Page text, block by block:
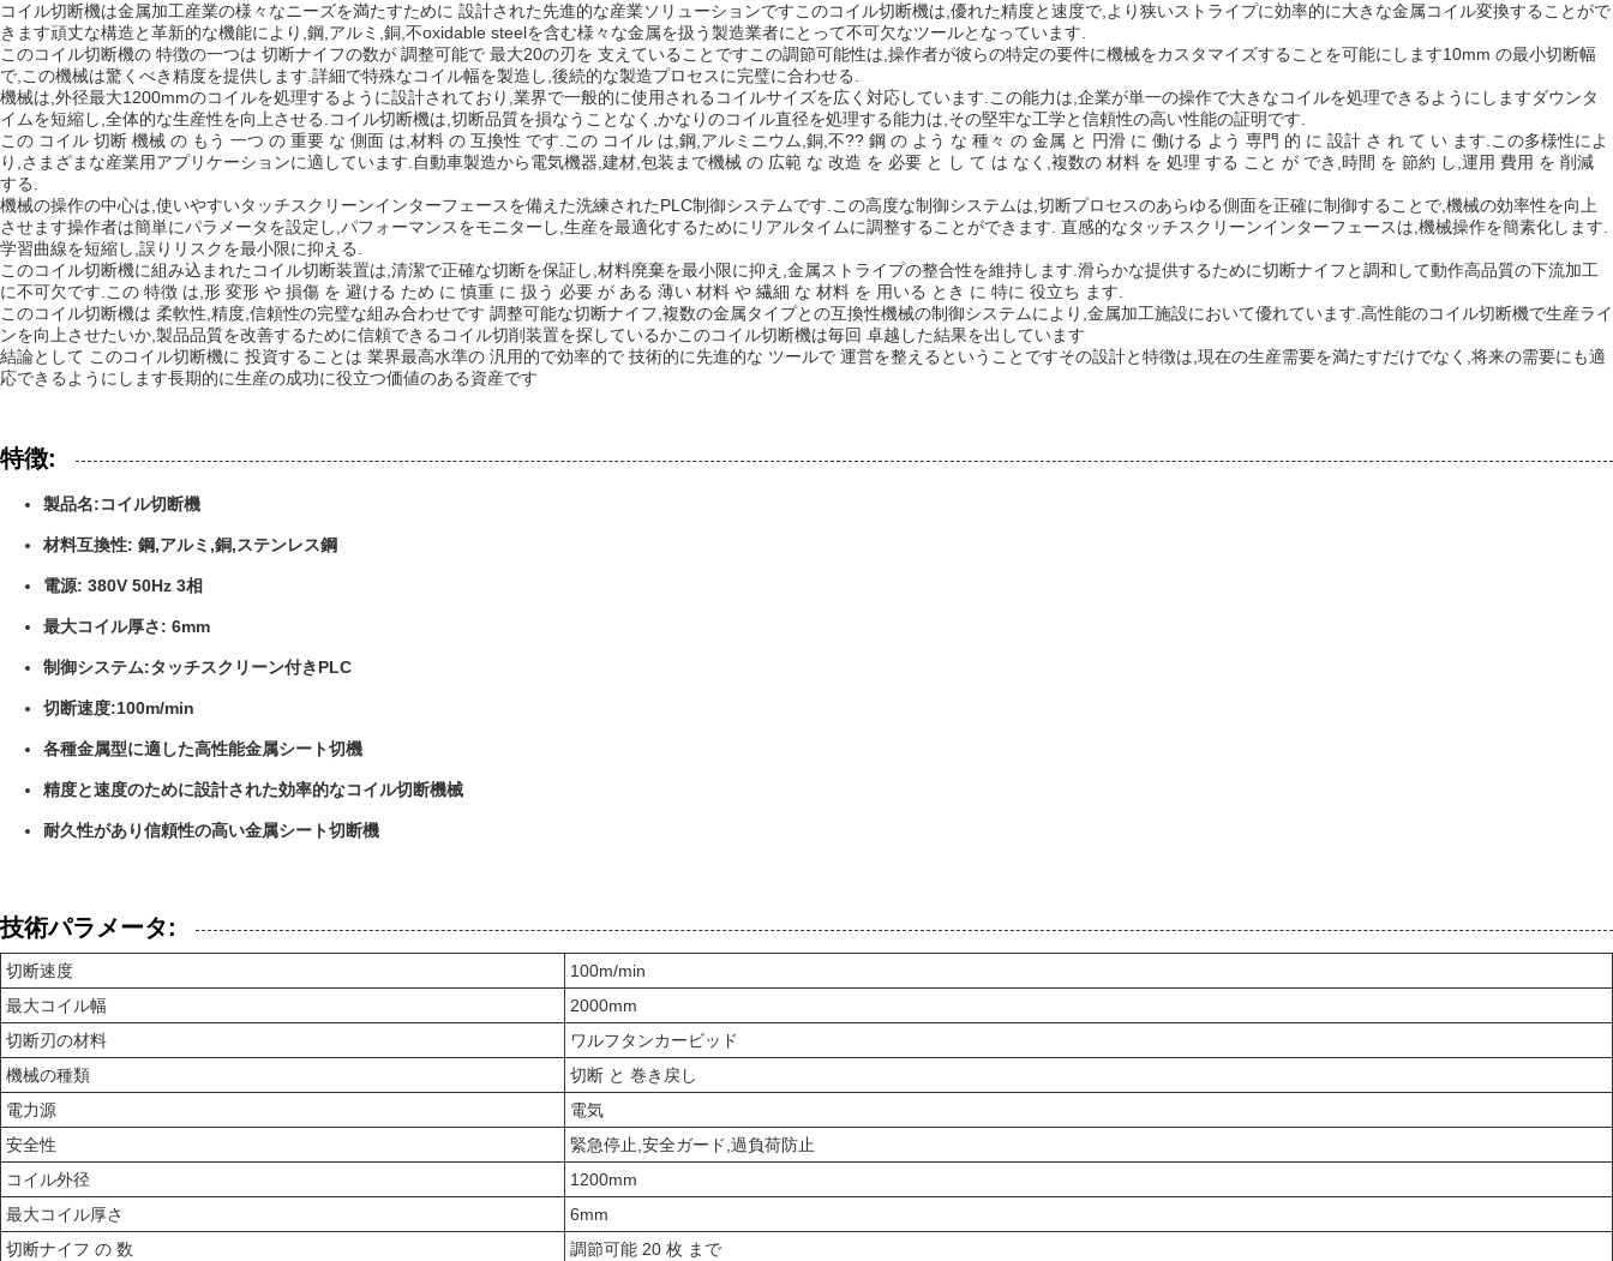
コイル切断機は金属加工産業の様々なニーズを満たすために 設計された先進的な産業ソリューションですこのコイル切断機は,優れた精度と速度で,より狭いストライプに効率的に大きな金属コイル変換することがで
きます頑丈な構造と革新的な機能により,鋼,アルミ,銅,不oxidable steelを含む様々な金属を扱う製造業者にとって不可欠なツールとなっています.
このコイル切断機の 特徴の一つは 切断ナイフの数が 調整可能で 最大20の刃を 支えていることですこの調節可能性は,操作者が彼らの特定の要件に機械をカスタマイズすることを可能にします10mm の最小切断幅
で,この機械は驚くべき精度を提供します.詳細で特殊なコイル幅を製造し,後続的な製造プロセスに完璧に合わせる.
機械は,外径最大1200mmのコイルを処理するように設計されており,業界で一般的に使用されるコイルサイズを広く対応しています.この能力は,企業が単一の操作で大きなコイルを処理できるようにしますダウンタ
イムを短縮し,全体的な生産性を向上させる.コイル切断機は,切断品質を損なうことなく,かなりのコイル直径を処理する能力は,その堅牢な工学と信頼性の高い性能の証明です.
この コイル 切断 機械 の もう 一つ の 重要 な 側面 は,材料 の 互換性 です.この コイル は,鋼,アルミニウム,銅,不?? 鋼 の よう な 種々 の 金属 と 円滑 に 働ける よう 専門 的 に 設計 さ れ て い ます.この多様性によ
り,さまざまな産業用アプリケーションに適しています.自動車製造から電気機器,建材,包装まで機械 の 広範 な 改造 を 必要 と し て は なく,複数の 材料 を 処理 する こと が でき,時間 を 節約 し,運用 費用 を 削減
する.
機械の操作の中心は,使いやすいタッチスクリーンインターフェースを備えた洗練されたPLC制御システムです.この高度な制御システムは,切断プロセスのあらゆる側面を正確に制御することで,機械の効率性を向上
させます操作者は簡単にパラメータを設定し,パフォーマンスをモニターし,生産を最適化するためにリアルタイムに調整することができます. 直感的なタッチスクリーンインターフェースは,機械操作を簡素化します.
学習曲線を短縮し,誤りリスクを最小限に抑える.
このコイル切断機に組み込まれたコイル切断装置は,清潔で正確な切断を保証し,材料廃棄を最小限に抑え,金属ストライプの整合性を維持します.滑らかな提供するために切断ナイフと調和して動作高品質の下流加工
に不可欠です.この 特徴 は,形 変形 や 損傷 を 避ける ため に 慎重 に 扱う 必要 が ある 薄い 材料 や 繊細 な 材料 を 用いる とき に 特に 役立ち ます.
このコイル切断機は 柔軟性,精度,信頼性の完璧な組み合わせです 調整可能な切断ナイフ,複数の金属タイプとの互換性機械の制御システムにより,金属加工施設において優れています.高性能のコイル切断機で生産ライ
ンを向上させたいか,製品品質を改善するために信頼できるコイル切削装置を探しているかこのコイル切断機は毎回 卓越した結果を出しています
結論として このコイル切断機に 投資することは 業界最高水準の 汎用的で効率的で 技術的に先進的な ツールで 運営を整えるということですその設計と特徴は,現在の生産需要を満たすだけでなく,将来の需要にも適
応できるようにします長期的に生産の成功に役立つ価値のある資産です
特徴:
製品名:コイル切断機
材料互換性: 鋼,アルミ,銅,ステンレス鋼
電源: 380V 50Hz 3相
最大コイル厚さ: 6mm
制御システム:タッチスクリーン付きPLC
切断速度:100m/min
各種金属型に適した高性能金属シート切機
精度と速度のために設計された効率的なコイル切断機械
耐久性があり信頼性の高い金属シート切断機
技術パラメータ:
切断速度
100m/min
最大コイル幅
2000mm
切断刃の材料
ワルフタンカービッド
機械の種類
切断 と 巻き戻し
電力源
電気
安全性
緊急停止,安全ガード,過負荷防止
コイル外径
1200mm
最大コイル厚さ
6mm
切断ナイフ の 数
調節可能 20 枚 まで